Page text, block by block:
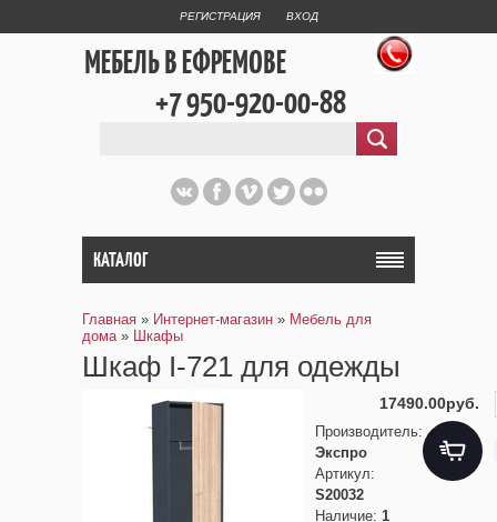
РЕГИСТРАЦИЯ ВХОД
МЕБЕЛЬ В ЕФРЕМОВЕ
+7 950-920-00-88
КАТАЛОГ
Главная » Интернет-магазин » Мебель для
дома » Шкафы
Шкаф I-721 для одежды
17490.00руб.
Производитель:
Экспро
Артикул:
S20032
Наличие: 1